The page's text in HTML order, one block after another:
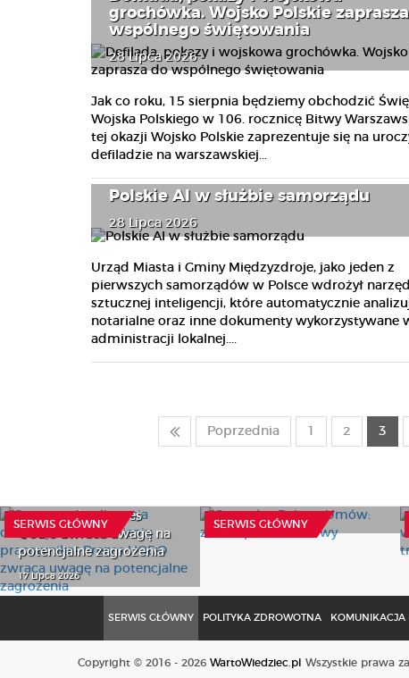
grochówka. Wojsko Polskie
wspólnego świętowania
28 Lipca 2026
Jak co roku, 15 sierpnia będziemy obchodzić
Wojska Polskiego w 106. rocznicę Bitwy
tej okazji Wojsko Polskie zaprezentuje się na
defiladzie na warszawskiej...
Polskie AI w służbie samorządu
28 Lipca 2026
Urząd Miasta i Gminy Międzyzdroje, jako jeden z
pierwszych samorządów w Polsce wdrożył
sztucznej inteligencji, które automatycznie
notarialne oraz inne dokumenty wykorzystywane
administracji lokalnej....
Poprzednia 2 3
SERWIS GŁÓWNY
pracownika? Prezes
UODO zwraca uwagę na
potencjalne zagrożenia
17 Lipca 2026
SERWIS GŁÓWNY
31 Lipca 2026
SERWIS GŁÓWNY POLITYKA ZDROWOTNA KOMUNIKACJA
Copyright © 2016 - 2026 WartoWiedziec.pl Wszystkie prawa